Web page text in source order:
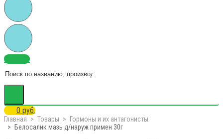
Каталог
0 руб.
Главная Товары
Гормоны и их антагонисты
Белосалик мазь д/наруж примен 30г